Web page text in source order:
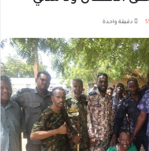
دقيقة واحدة